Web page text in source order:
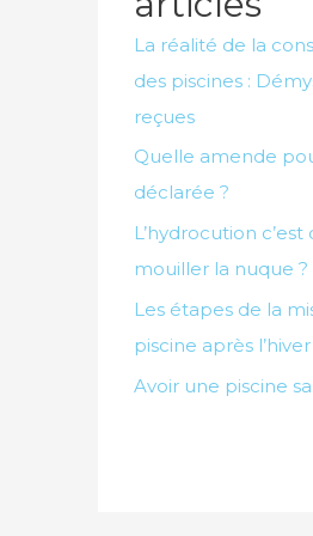
La réalité de la
des piscines :
reçues
Quelle amende
déclarée ?
L’hydrocution
mouiller la nuque ?
Les étapes de la
piscine après l’hiver
Avoir une piscine